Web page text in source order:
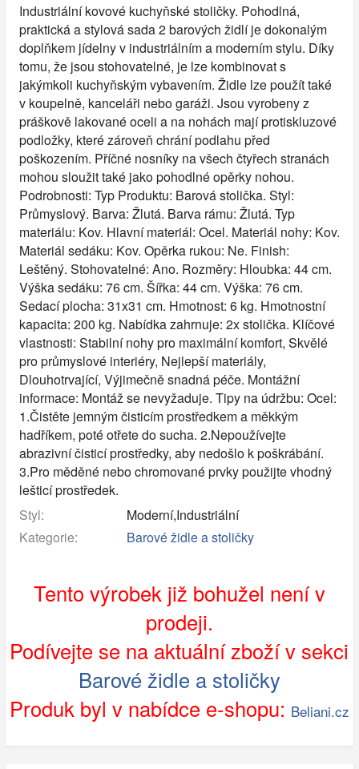
Industriální kovové kuchyňské stoličky. Pohodlná,
praktická a stylová sada 2 barových židlí je dokonalým
doplňkem jídelny v industriálním a moderním stylu. Díky
tomu, že jsou stohovatelné, je lze kombinovat s
jakýmkoli kuchyňským vybavením. Židle lze použít také
v koupelně, kanceláři nebo garáži. Jsou vyrobeny z
práškově lakované oceli a na nohách mají protiskluzové
podložky, které zároveň chrání podlahu před
poškozením. Příčné nosníky na všech čtyřech stranách
mohou sloužit také jako pohodlné opěrky nohou.
Podrobnosti: Typ Produktu: Barová stolička. Styl:
Průmyslový. Barva: Žlutá. Barva rámu: Žlutá. Typ
materiálu: Kov. Hlavní materiál: Ocel. Materiál nohy: Kov.
Materiál sedáku: Kov. Opěrka rukou: Ne. Finish:
Leštěný. Stohovatelné: Ano. Rozměry: Hloubka: 44 cm.
Výška sedáku: 76 cm. Šířka: 44 cm. Výška: 76 cm.
Sedací plocha: 31x31 cm. Hmotnost: 6 kg. Hmotnostní
kapacita: 200 kg. Nabídka zahrnuje: 2x stolička. Klíčové
vlastnosti: Stabilní nohy pro maximální komfort, Skvělé
pro průmyslové interiéry, Nejlepší materiály,
Dlouhotrvající, Výjimečně snadná péče. Montážní
informace: Montáž se nevyžaduje. Tipy na údržbu: Ocel:
1.Čistěte jemným čisticím prostředkem a měkkým
hadříkem, poté otřete do sucha. 2.Nepoužívejte
abrazivní čisticí prostředky, aby nedošlo k poškrábání.
3.Pro měděné nebo chromované prvky použijte vhodný
lešticí prostředek.
Styl:
Moderní,Industriální
Kategorie:
Barové židle a stoličky
Tento výrobek již bohužel není v
prodeji.
Podívejte se na aktuální zboží v sekci
Barové židle a stoličky
Produk byl v nabídce e-shopu: Beliani.cz